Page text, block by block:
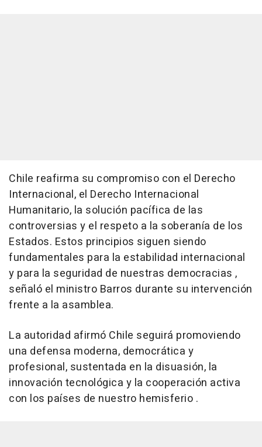
Chile reafirma su compromiso con el Derecho
Internacional, el Derecho Internacional
Humanitario, la solución pacífica de las
controversias y el respeto a la soberanía de los
Estados. Estos principios siguen siendo
fundamentales para la estabilidad internacional
y para la seguridad de nuestras democracias ,
señaló el ministro Barros durante su intervención
frente a la asamblea.
La autoridad afirmó Chile seguirá promoviendo
una defensa moderna, democrática y
profesional, sustentada en la disuasión, la
innovación tecnológica y la cooperación activa
con los países de nuestro hemisferio .